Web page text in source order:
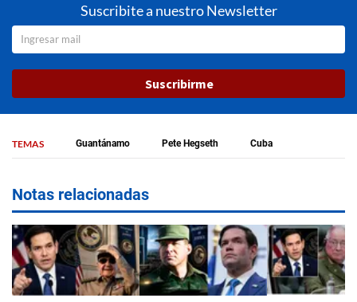
Suscribite a nuestro Newsletter
Suscribirme
TEMAS Guantánamo Pete Hegseth Cuba
Notas relacionadas